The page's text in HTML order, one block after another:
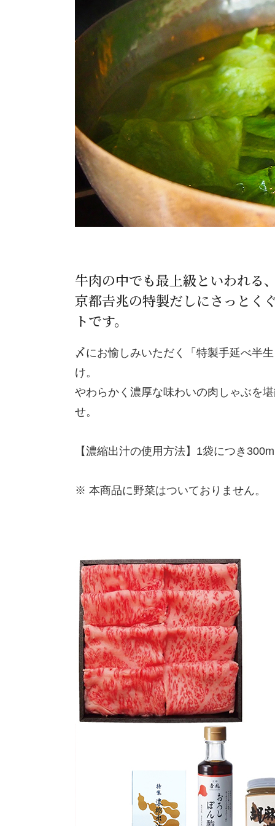
牛肉の中でも最上級といわれる
京都𠮷兆の特製だしにさっとく
トです。
〆にお愉しみいただく「特製手延べ半
け。
やわらかく濃厚な味わいの肉しゃぶを
せ。
【濃縮出汁の使用方法】1袋につき
※ 本商品に野菜はついておりません。